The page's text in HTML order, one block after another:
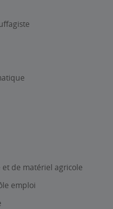
de matériel agricole
emploi